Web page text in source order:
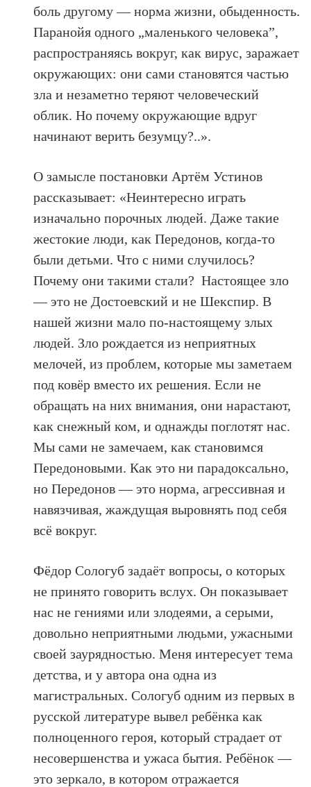
боль другому— норма жизни, обыденность.
Паранойя одного „маленького человека”,
распространяясь вокруг, как вирус, заражает
окружающих: они сами становятся частью
зла и незаметно теряют человеческий
облик. Но почему окружающие вдруг
начинают верить безумцу?..».
О замысле постановки Артём Устинов
рассказывает: «Неинтересно играть
изначально порочных людей. Даже такие
жестокие люди, какПередонов, когда-то
были детьми. Что с ними случилось?
Почему они такими стали? Настоящее зло
— это не Достоевский и не Шекспир. В
нашей жизни мало по-настоящему злых
людей. Зло рождается из неприятных
мелочей, из проблем, которые мы заметаем
под ковёр вместо их решения. Если не
обращать на них внимания, они нарастают,
как снежный ком, и однажды поглотят нас.
Мы сами не замечаем, как становимся
Передоновыми. Как это ни парадоксально,
ноПередонов— это норма, агрессивная и
навязчивая, жаждущая выровнять под себя
всё вокруг.
Фёдор Сологуб задаёт вопросы, о которых
не принято говорить вслух. Он показывает
нас не гениями или злодеями, а серыми,
довольно неприятными людьми, ужасными
своей заурядностью. Меня интересует тема
детства, и у автора она одна из
магистральных. Сологуб одним из первых в
русской литературе вывел ребёнка как
полноценного героя, который страдает от
несовершенства и ужаса бытия. Ребёнок —
это зеркало, в котором отражается